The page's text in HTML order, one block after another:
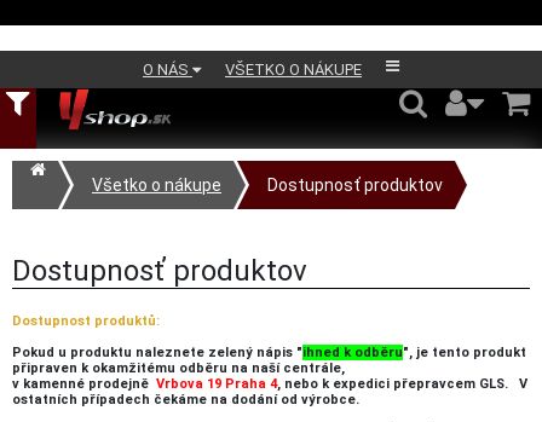
O NÁS VŠETKO O NÁKUPE
Všetko o nákupe Dostupnosť produktov
Dostupnosť produktov
Dostupnost produktů:
Pokud u produktu naleznete zelený nápis "ihned k odběru", je tento produkt
připraven k okamžitému odběru na naší centrále,
v kamenné prodejně Vrbova 19 Praha 4, nebo k expedici přepravcem GLS. V
ostatních případech čekáme na dodání od výrobce.